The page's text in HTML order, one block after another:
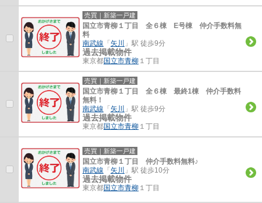
売買｜新築一戸建
国立市青柳１丁目 全６棟 E号棟 仲介手数料無
料
南武線 「 矢川 」駅 徒歩9分
過去掲載物件
東京都国立市青柳 １丁目
売買｜新築一戸建
国立市青柳１丁目 全６棟 最終1棟 仲介手数料
無料！
南武線 「 矢川 」駅 徒歩9分
過去掲載物件
東京都国立市青柳 １丁目
売買｜新築一戸建
国立市青柳１丁目 仲介手数料無料♪
南武線 「 矢川 」駅 徒歩10分
過去掲載物件
東京都国立市青柳 １丁目